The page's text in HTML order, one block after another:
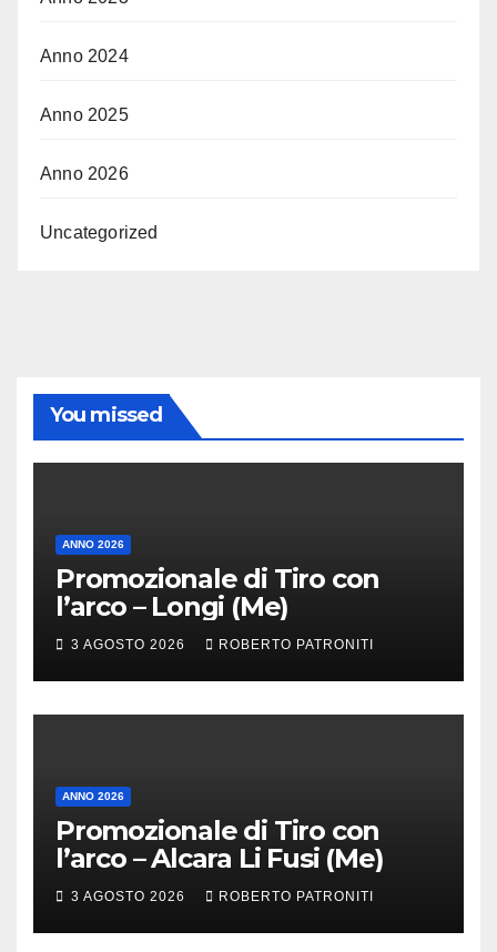
Anno 2024
Anno 2025
Anno 2026
Uncategorized
You missed
ANNO 2026
Promozionale di Tiro con
l’arco – Longi (Me)
3 AGOSTO 2026 ROBERTO PATRONITI
ANNO 2026
Promozionale di Tiro con
l’arco – Alcara Li Fusi (Me)
3 AGOSTO 2026 ROBERTO PATRONITI